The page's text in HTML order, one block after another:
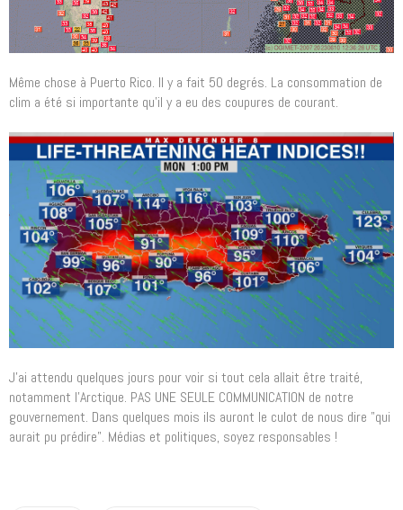
Même chose à Puerto Rico. Il y a fait 50 degrés. La consommation de
clim a été si importante qu'il y a eu des coupures de courant.
J'ai attendu quelques jours pour voir si tout cela allait être traité,
notamment l'Arctique. PAS UNE SEULE COMMUNICATION de notre
gouvernement. Dans quelques mois ils auront le culot de nous dire "qui
aurait pu prédire". Médias et politiques, soyez responsables !